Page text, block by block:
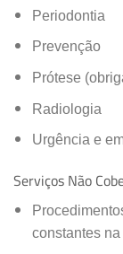
Periodontia
Prevenção
Prótese
Radiologia
Urgência e
Serviços Não
constantes